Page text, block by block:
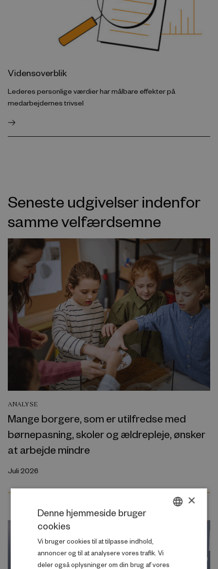
Vidensoverblik
Lederes personlige værdier har målbare effekter på
medarbejdernes trivsel
Seneste udgivelser indenfor
samme velfærdsemne
ANALYSE
Mange borgere, som er utilfredse med
børnepasning, skoler og ældrepleje, ønsker
at arbejde mindre
Juli 2026
×
Denne hjemmeside bruger
cookies
Vi bruger cookies til at tilpasse indhold,
annoncer og til at analysere vores trafik. Vi
deler også oplysninger om din brug af vores